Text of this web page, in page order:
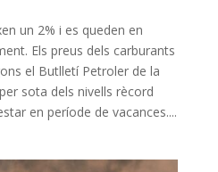
un 2% i es queden en
Els preus dels carburants
el Butlletí Petroler de la
sota dels nivells rècord
en període de vacances....